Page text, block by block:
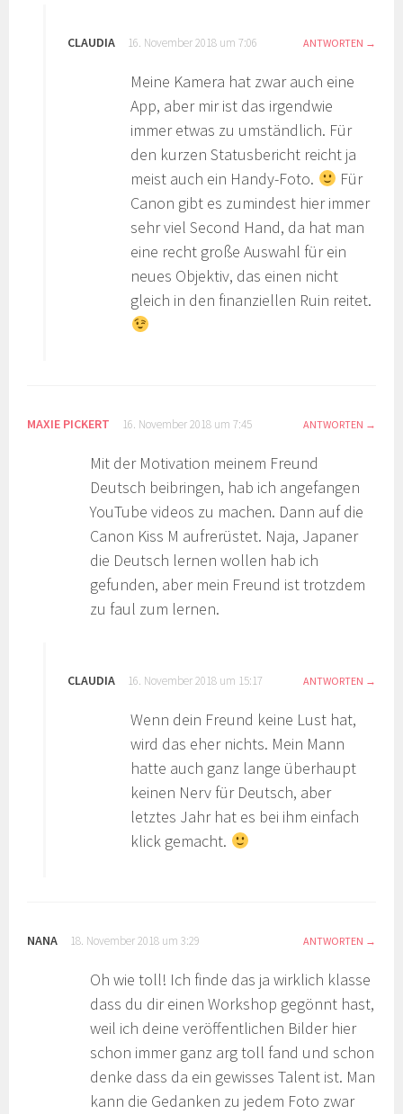
CLAUDIA 16. November 2018 um 7:06 ANTWORTEN
Meine Kamera hat zwar auch eine
App, aber mir ist das irgendwie
immer etwas zu umständlich. Für
den kurzen Statusbericht reicht ja
meist auch ein Handy-Foto.
Für
Canon gibt es zumindest hier immer
sehr viel Second Hand, da hat man
eine recht große Auswahl für ein
neues Objektiv, das einen nicht
gleich in den finanziellen Ruin reitet.
MAXIE PICKERT 16. November 2018 um 7:45 ANTWORTEN
Mit der Motivation meinem Freund
Deutsch beibringen, hab ich angefangen
YouTube videos zu machen. Dann auf die
Canon Kiss M aufrerüstet. Naja, Japaner
die Deutsch lernen wollen hab ich
gefunden, aber mein Freund ist trotzdem
zu faul zum lernen.
CLAUDIA 16. November 2018 um 15:17 ANTWORTEN
Wenn dein Freund keine Lust hat,
wird das eher nichts. Mein Mann
hatte auch ganz lange überhaupt
keinen Nerv für Deutsch, aber
letztes Jahr hat es bei ihm einfach
klick gemacht.
NANA 18. November 2018 um 3:29 ANTWORTEN
Oh wie toll! Ich finde das ja wirklich klasse
dass du dir einen Workshop gegönnt hast,
weil ich deine veröffentlichen Bilder hier
schon immer ganz arg toll fand und schon
denke dass da ein gewisses Talent ist. Man
kann die Gedanken zu jedem Foto zwar